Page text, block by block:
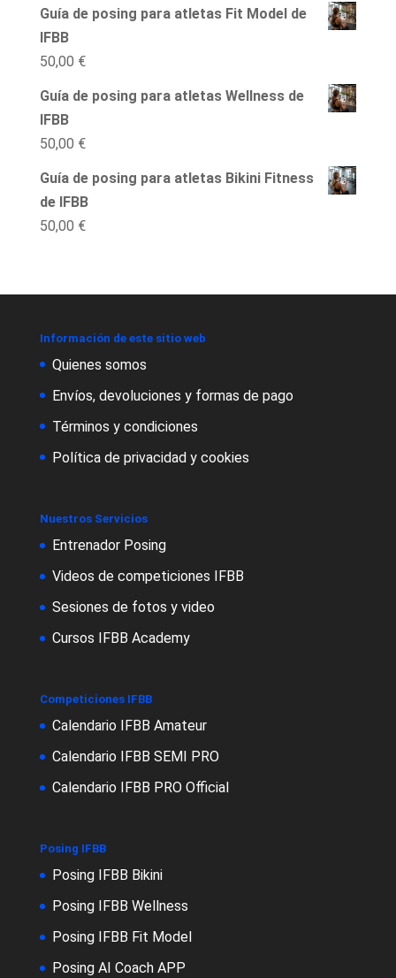
Guía de posing para atletas Fit Model de
IFBB
50,00 €
Guía de posing para atletas Wellness de
IFBB
50,00 €
Guía de posing para atletas Bikini Fitness
de IFBB
50,00 €
Información de este sitio web
Quienes somos
Envíos, devoluciones y formas de pago
Términos y condiciones
Política de privacidad y cookies
Nuestros Servicios
Entrenador Posing
Videos de competiciones IFBB
Sesiones de fotos y video
Cursos IFBB Academy
Competiciones IFBB
Calendario IFBB Amateur
Calendario IFBB SEMI PRO
Calendario IFBB PRO Official
Posing IFBB
Posing IFBB Bikini
Posing IFBB Wellness
Posing IFBB Fit Model
Posing AI Coach APP